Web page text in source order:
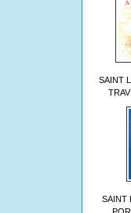
SAINT
SAINT